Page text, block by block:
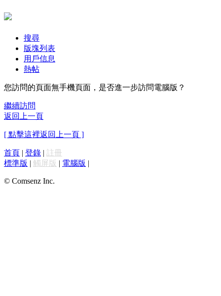
搜尋
版塊列表
用戶信息
熱帖
您訪問的頁面無手機頁面，是否進一步訪問電腦版？
繼續訪問
返回上一頁
[ 點擊這裡返回上一頁 ]
首頁 | 登錄 | 註冊
標準版 | 觸屏版 | 電腦版 |
© Comsenz Inc.